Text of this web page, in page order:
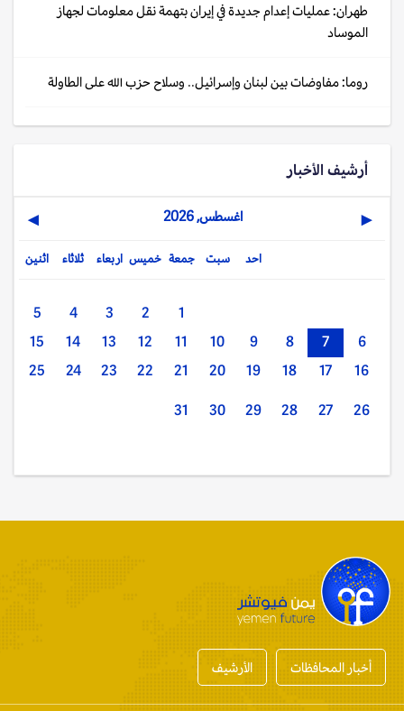
طهران: عمليات إعدام جديدة في إيران بتهمة نقل معلومات لجهاز
الموساد
روما: مفاوضات بين لبنان وإسرائيل.. وسلاح حزب الله على الطاولة
أرشيف الأخبار
◀ اغسطس, 2026 ▶
اثنين ثلاثاء اربعاء خميس جمعة سبت احد
1
2
3
4
5
6
7
8
9
10
11
12
13
14
15
16
17
18
19
20
21
22
23
24
25
26
27
28
29
30
31
أخبار المحافظات الأرشيف